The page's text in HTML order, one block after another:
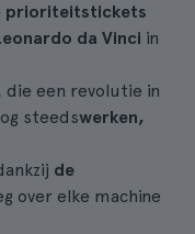
prioriteitstickets
da Vinci in
die een revolutie in
steedswerken,
de
over elke machine